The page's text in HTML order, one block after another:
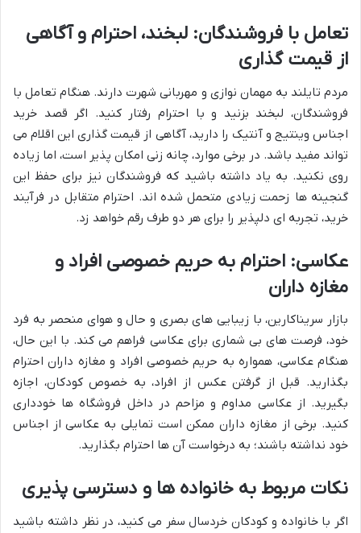
تعامل با فروشندگان: لبخند، احترام و آگاهی
از قیمت گذاری
مردم تایلند به مهمان نوازی و مهربانی شهرت دارند. هنگام تعامل با
فروشندگان، لبخند بزنید و با احترام رفتار کنید. اگر قصد خرید
اجناس وینتیج و آنتیک را دارید، آگاهی از قیمت گذاری این اقلام می
تواند مفید باشد. در برخی موارد، چانه زنی امکان پذیر است، اما زیاده
روی نکنید. به یاد داشته باشید که فروشندگان نیز برای حفظ این
گنجینه ها زحمت زیادی متحمل شده اند. احترام متقابل در فرآیند
خرید، تجربه ای دلپذیر را برای هر دو طرف رقم خواهد زد.
عکاسی: احترام به حریم خصوصی افراد و
مغازه داران
بازار سریناکارین، با زیبایی های بصری و حال و هوای منحصر به فرد
خود، فرصت های بی شماری برای عکاسی فراهم می کند. با این حال،
هنگام عکاسی، همواره به حریم خصوصی افراد و مغازه داران احترام
بگذارید. قبل از گرفتن عکس از افراد، به خصوص کودکان، اجازه
بگیرید. از عکاسی مداوم و مزاحم در داخل فروشگاه ها خودداری
کنید. برخی از مغازه داران ممکن است تمایلی به عکاسی از اجناس
خود نداشته باشند؛ به درخواست آن ها احترام بگذارید.
نکات مربوط به خانواده ها و دسترسی پذیری
اگر با خانواده و کودکان خردسال سفر می کنید، در نظر داشته باشید